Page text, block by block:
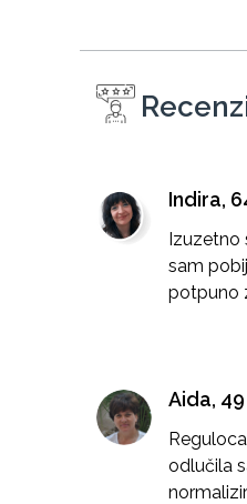
Indira,
sam
potpuno
Aida, 49
odlučila